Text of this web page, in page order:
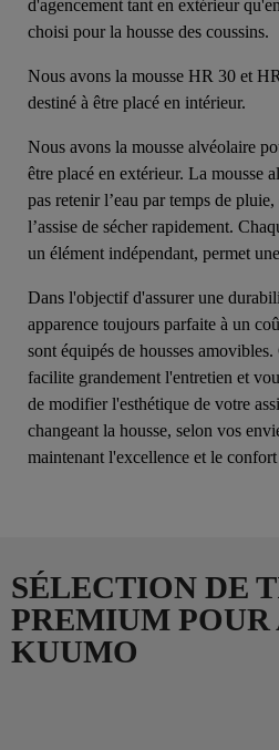
d'agencement tant en extérieur
choisi pour la housse des coussins.
Nous avons la mousse HR 30 et
destiné à être placé en intérieur.
Nous avons la mousse alvéolaire
être placé en extérieur. La mousse
pas retenir l’eau par temps de
l’assise de sécher rapidement.
un élément indépendant, permet
Dans l'objectif d'assurer une
apparence toujours parfaite à un
sont équipés de housses
facilite grandement l'entretien et
de modifier l'esthétique de votre
changeant la housse, selon vos
maintenant l'excellence et le
SÉLECTION DE
PREMIUM POUR
KUUMO